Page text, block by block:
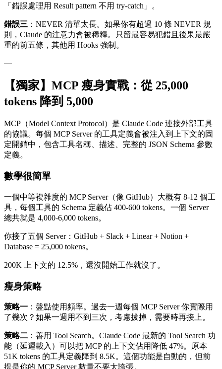
「錯誤處理用 Result pattern 不用 try-catch」。
錯誤三 ：NEVER 清單太長。如果你有超過 10 條 NEVER 規
則，Claude 的注意力會被稀釋。只留最容易犯錯且後果最嚴
重的前五條，其他用 Hooks 強制。
—
【獨家】MCP 瘦身實戰：從 25,000
tokens 降到 5,000
MCP（Model Context Protocol）是 Claude Code 連接外部工具
的協議。每個 MCP Server 的工具定義會被注入到上下文的固
定開銷中，包含工具名稱、描述、完整的 JSON Schema 參數
定義。
數學很簡單
一個中等複雜度的 MCP Server（像 GitHub）大概有 8-12 個工
具，每個工具的 Schema 定義佔 400-600 tokens。一個 Server
總共就是 4,000-6,000 tokens。
你接了五個 Server：GitHub + Slack + Linear + Notion +
Database = 25,000 tokens。
200K 上下文的 12.5%，還沒開始工作就沒了。
瘦身策略
策略一 ：盤點使用頻率。過去一週每個 MCP Server 你實際用
了幾次？如果一週用不到三次，考慮拔掉，需要時再接上。
策略二 ：善用 Tool Search。Claude Code 最新的 Tool Search 功
能（延遲載入）可以把 MCP 的上下文佔用降低 47%。原本
51K tokens 的工具定義降到 8.5K。這個功能是自動的，但前
提是你的 MCP Server 數量不要太誇張。